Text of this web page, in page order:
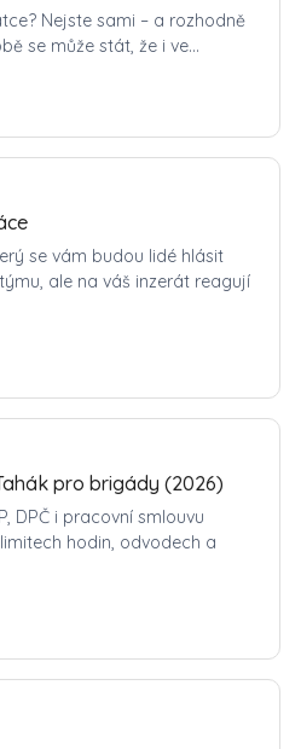
Nejste sami – a rozhodně
se může stát, že i ve...
se vám budou lidé hlásit
ale na váš inzerát reagují
pro brigády (2026)
DPČ i pracovní smlouvu
hodin, odvodech a